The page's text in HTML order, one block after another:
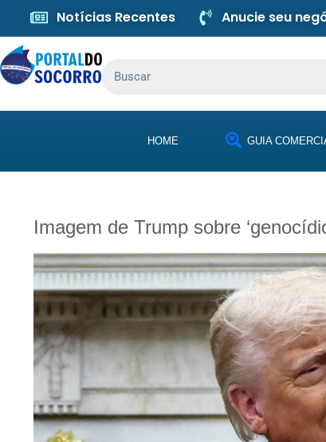
Notícias Recentes Anucie seu
HOME GUIA
Imagem de Trump sobre